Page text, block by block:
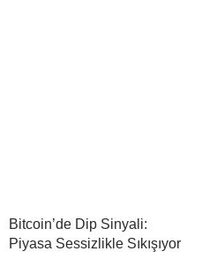
Bitcoin’de Dip Sinyali:
Piyasa Sessizlikle Sıkışıyor